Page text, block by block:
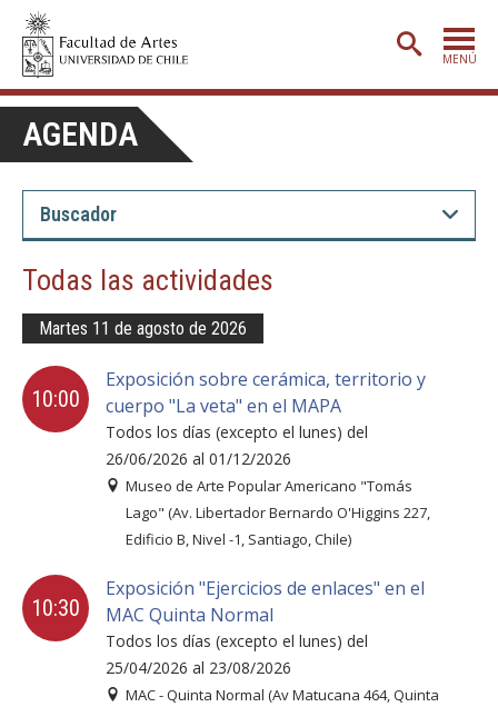
MENÚ
CARRERAS
POSTGRADO
EXTENSIÓN
CREACIÓNE INVESTIGACIÓN
BIBLIOTECA
DEPARTAMENTOS
FACULTAD
Académicas/os
AGENDA
Todas las actividades
Martes 11 de agosto de 2026
10:00
Exposición sobre cerámica, territorio y
cuerpo "La veta" en el MAPA
Todos los días (excepto el lunes) del
26/06/2026 al 01/12/2026
Museo de Arte Popular Americano "Tomás
Lago" (Av. Libertador Bernardo O'Higgins 227,
Edificio B, Nivel -1, Santiago, Chile)
10:30
Exposición "Ejercicios de enlaces" en el
MAC Quinta Normal
Todos los días (excepto el lunes) del
25/04/2026 al 23/08/2026
MAC - Quinta Normal (Av Matucana 464, Quinta